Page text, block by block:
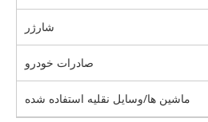
شارژر
صادرات خودرو
ماشین ها/وسایل نقلیه استفاده شده